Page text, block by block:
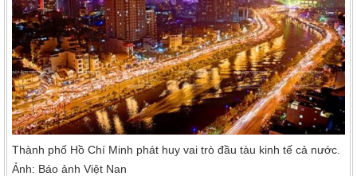
Thành phố Hồ Chí Minh phát huy vai trò đầu tàu kinh tế cả nước.
Ảnh: Báo ảnh Việt Nan